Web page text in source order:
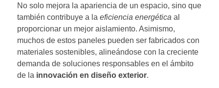
No solo mejora la apariencia de un espacio, sino que
también contribuye a la eficiencia energética al
proporcionar un mejor aislamiento. Asimismo,
muchos de estos paneles pueden ser fabricados con
materiales sostenibles, alineándose con la creciente
demanda de soluciones responsables en el ámbito
de la innovación en diseño exterior.